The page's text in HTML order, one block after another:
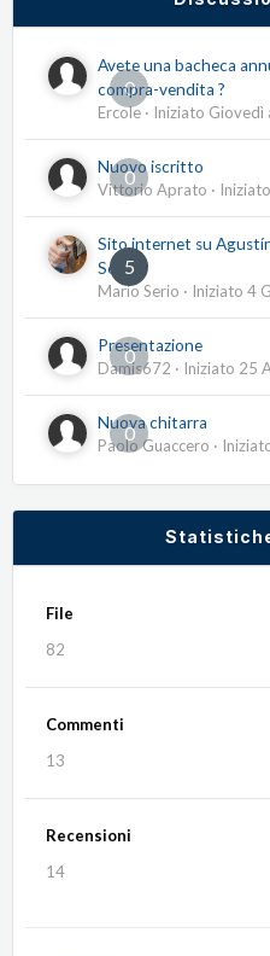
0
Avete una bacheca
compra-vendita ?
Ercole · Iniziato Giovedì
0
Nuovo iscritto
Vittorio Aprato · Iniziato
5
Sito internet su
Serio
Mario Serio · Iniziato 4
0
Presentazione
Damis672 · Iniziato 25
0
Nuova chitarra
Paolo Guaccero ·
File
82
Commenti
13
Recensioni
14